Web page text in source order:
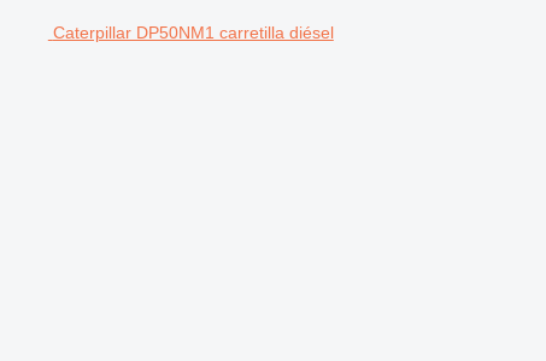
Caterpillar DP50NM1 carretilla diésel